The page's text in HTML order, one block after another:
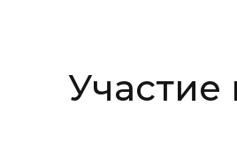
Участие